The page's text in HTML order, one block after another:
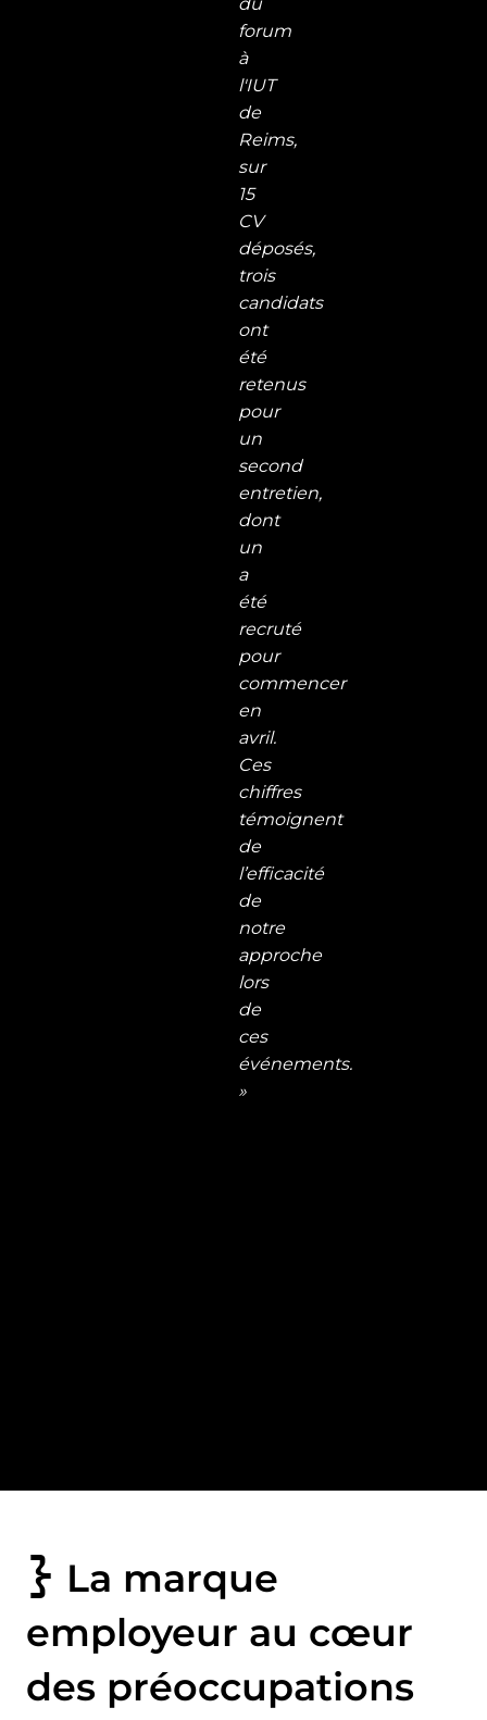
forum
à
l'IUT
de
Reims,
sur
15
CV
déposés,
trois
candidats
ont
été
retenus
pour
un
second
entretien,
dont
un
a
été
recruté
pour
commencer
en
avril.
Ces
chiffres
témoignent
de
l’efficacité
de
notre
approche
lors
de
ces
événements.
»
La marque
employeur au cœur
des préoccupations